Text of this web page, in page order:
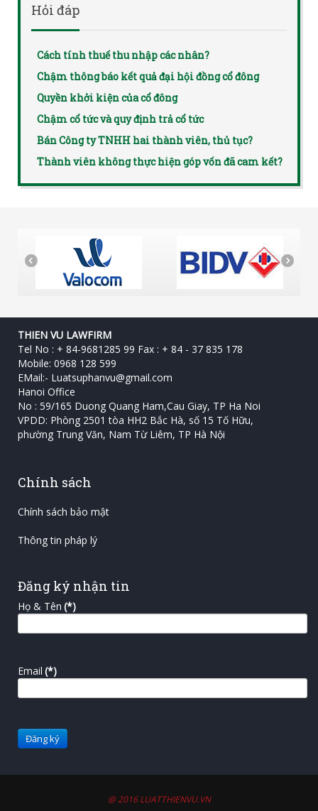
Hỏi đáp
Cách tính thuế thu nhập các nhân?
Chậm thông báo kết quả đại hội đồng cổ đông
Quyền khởi kiện của cổ đông
Chậm cổ tức và quy định trả cổ tức
Bán Công ty TNHH hai thành viên, thủ tục?
Thành viên không thực hiện góp vốn đã cam kết?
THIEN VU LAWFIRM
Tel No : + 84-9681285 99 Fax : + 84 - 37 835 178
Mobile: 0968 128 599
EMail:- Luatsuphanvu@gmail.com
Hanoi Office
No : 59/165 Duong Quang Ham,Cau Giay, TP Ha Noi
VPDD: Phòng 2501 tòa HH2 Bắc Hà, số 15 Tố Hữu, ‎
phường Trung Văn, Nam Từ Liêm, TP Hà Nội
Chính sách
Chính sách bảo mật
Thông tin pháp lý
Đăng ký nhận tin
Họ & Tên (*)
Email (*)
@ 2016 LUATTHIENVU.VN